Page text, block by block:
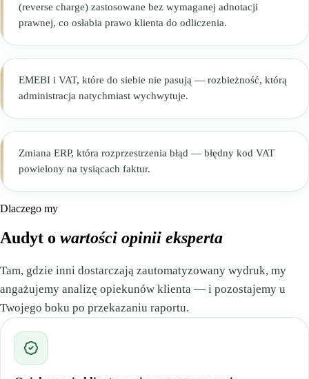
(reverse charge) zastosowane bez wymaganej adnotacji
prawnej, co osłabia prawo klienta do odliczenia.
EMEBI i VAT, które do siebie nie pasują — rozbieżność, którą
administracja natychmiast wychwytuje.
Zmiana ERP, która rozprzestrzenia błąd — błędny kod VAT
powielony na tysiącach faktur.
Dlaczego my
Audyt o wartości opinii eksperta
Tam, gdzie inni dostarczają zautomatyzowany wydruk, my
angażujemy analizę opiekunów klienta — i pozostajemy u
Twojego boku po przekazaniu raportu.